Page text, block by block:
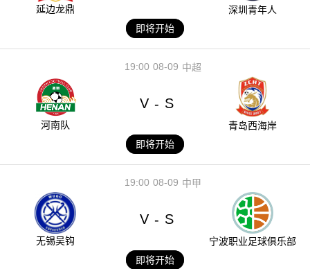
延边龙鼎
深圳青年人
即将开始
08-09
19:00 中超
河南队
V - S
青岛西海岸
即将开始
08-09
19:00 中甲
无锡吴钩
V - S
宁波职业足球俱乐部
即将开始